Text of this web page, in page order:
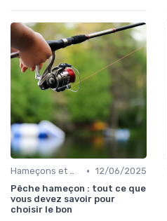
Hameçons et Montages • 12/06/2025
Pêche hameçon : tout ce que
vous devez savoir pour
choisir le bon